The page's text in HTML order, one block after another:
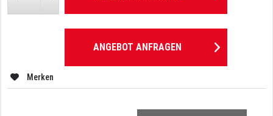
ANGEBOT ANFRAGEN
Merken